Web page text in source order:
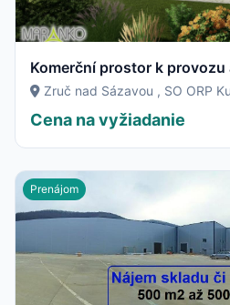
Komerční prostor k
Zruč nad Sázavou , SO ORP
Cena na vyžiadanie
Prenájom